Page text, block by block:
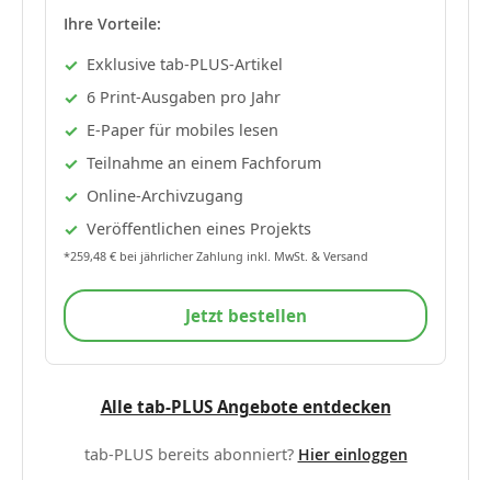
Ihre Vorteile:
Exklusive tab-PLUS-Artikel
6 Print-Ausgaben pro Jahr
E-Paper für mobiles lesen
Teilnahme an einem Fachforum
Online-Archivzugang
Veröffentlichen eines Projekts
*259,48 € bei jährlicher Zahlung inkl. MwSt. & Versand
Jetzt bestellen
Alle tab-PLUS Angebote entdecken
tab-PLUS bereits abonniert? Hier einloggen